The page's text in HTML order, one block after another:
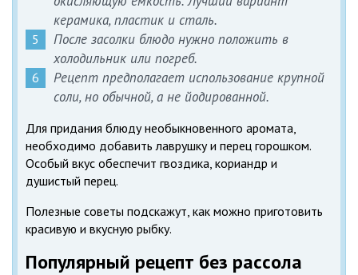
керамика, пластик и сталь.
После засолки блюдо нужно положить в
холодильник или погреб.
Рецепт предполагает использование крупной
соли, но обычной, а не йодированной.
Для придания блюду необыкновенного аромата,
необходимо добавить лаврушку и перец горошком.
Особый вкус обеспечит гвоздика, кориандр и
душистый перец.
Полезные советы подскажут, как можно приготовить
красивую и вкусную рыбку.
Популярный рецепт без рассола